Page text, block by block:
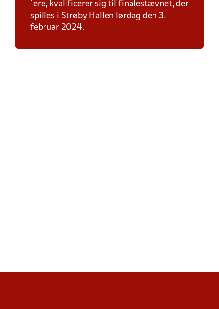
´ere, kvalificerer sig til finalestævnet, der
spilles i Strøby Hallen lørdag den 3.
februar 2024.